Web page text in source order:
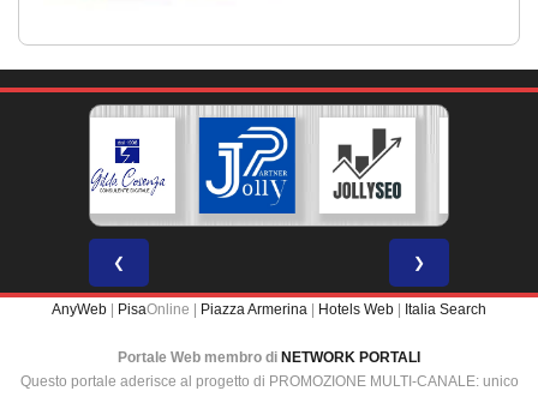
❮ ❯
AnyWeb PisaOnline | Piazza Armerina Hotels Web Italia Search
Portale Web membro di NETWORK PORTALI
Questo portale aderisce al progetto di PROMOZIONE MULTI-CANALE: unico